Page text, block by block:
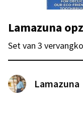
Lamazuna
Set van 3
Lamazuna